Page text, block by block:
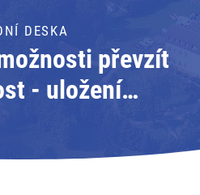
OBČANY
ke stažení
TURISTY
DESKA
převzít
- uložení